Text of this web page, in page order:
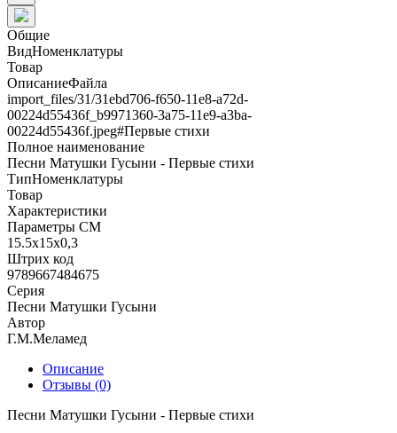
Общие
ВидНоменклатуры
Товар
ОписаниеФайла
import_files/31/31ebd706-f650-11e8-a72d-
00224d55436f_b9971360-3a75-11e9-a3ba-
00224d55436f.jpeg#Первые стихи
Полное наименование
Песни Матушки Гусыни - Первые стихи
ТипНоменклатуры
Товар
Характеристики
Параметры СМ
15.5х15х0,3
Штрих код
9789667484675
Серия
Песни Матушки Гусыни
Автор
Г.М.Меламед
Описание
Отзывы (0)
Песни Матушки Гусыни - Первые стихи